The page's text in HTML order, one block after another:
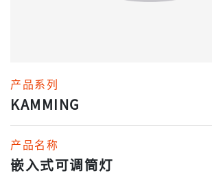
产品系列
KAMMING
产品名称
嵌入式可调筒灯